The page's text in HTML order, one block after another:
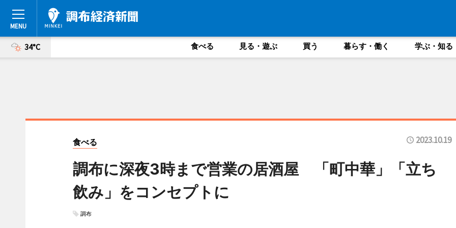
34°C 食べる 見る・遊ぶ 買う 暮らす・働く 学ぶ・知る
食べる 2023.10.19
調布に深夜3時まで営業の居酒屋 「町中華」「立ち
飲み」をコンセプトに
調布